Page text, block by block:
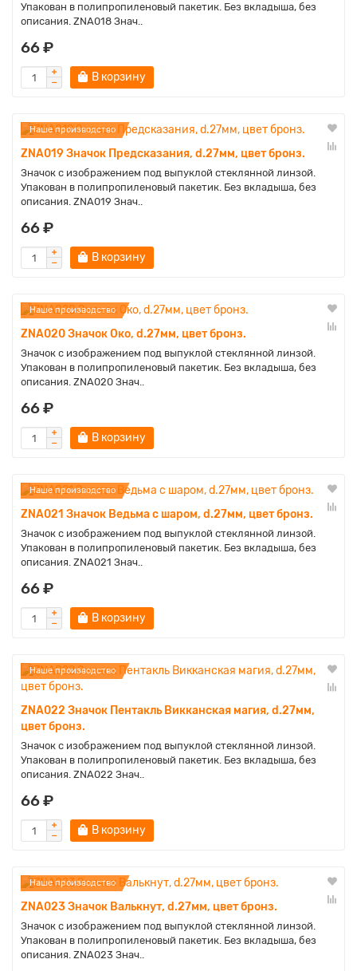
Упакован в полипропиленовый пакетик. Без вкладыша, без
описания. ZNA018 Знач..
66 ₽
В корзину
Наше производство
ZNA019 Значок Предсказания, d.27мм, цвет бронз.
Значок с изображением под выпуклой стеклянной линзой.
Упакован в полипропиленовый пакетик. Без вкладыша, без
описания. ZNA019 Знач..
66 ₽
В корзину
Наше производство
ZNA020 Значок Око, d.27мм, цвет бронз.
Значок с изображением под выпуклой стеклянной линзой.
Упакован в полипропиленовый пакетик. Без вкладыша, без
описания. ZNA020 Знач..
66 ₽
В корзину
Наше производство
ZNA021 Значок Ведьма с шаром, d.27мм, цвет бронз.
Значок с изображением под выпуклой стеклянной линзой.
Упакован в полипропиленовый пакетик. Без вкладыша, без
описания. ZNA021 Знач..
66 ₽
В корзину
Наше производство
ZNA022 Значок Пентакль Викканская магия, d.27мм,
цвет бронз.
Значок с изображением под выпуклой стеклянной линзой.
Упакован в полипропиленовый пакетик. Без вкладыша, без
описания. ZNA022 Знач..
66 ₽
В корзину
Наше производство
ZNA023 Значок Валькнут, d.27мм, цвет бронз.
Значок с изображением под выпуклой стеклянной линзой.
Упакован в полипропиленовый пакетик. Без вкладыша, без
описания. ZNA023 Знач..